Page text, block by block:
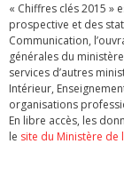
« Chiffres clés 2015 »
prospective et des
Communication,
générales du
services d’autres
Intérieur,
organisations
En libre accès, les
le site du Ministère de